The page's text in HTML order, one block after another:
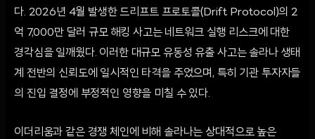
다. 2026년 4월 발생한 드리프트 프로토콜(Drift Protocol)의 2
억 7,000만 달러 규모 해킹 사고는 네트워크 실행 리스크에 대한
경각심을 일깨웠다. 이러한 대규모 유동성 유출 사고는 솔라나 생태
계 전반의 신뢰도에 일시적인 타격을 주었으며, 특히 기관 투자자들
의 진입 결정에 부정적인 영향을 미칠 수 있다.
이더리움과 같은 경쟁 체인에 비해 솔라나는 상대적으로 높은